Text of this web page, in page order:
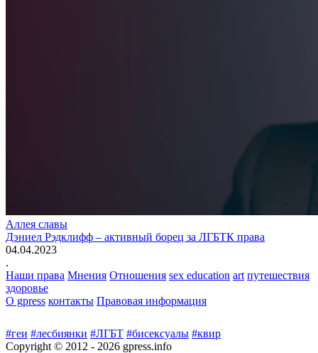
Аллея славы
Дэниел Рэдклифф – активный борец за ЛГБТК права
04.04.2023
.
Наши права Мнения Отношения sex education art путешествия
здоровье
О gpress контакты Правовая информация
#геи #лесбиянки #ЛГБТ #бисексуалы #квир
Copyright © 2012 - 2026 gpress.info